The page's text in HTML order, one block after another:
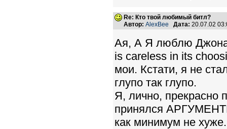
Re: Кто твой любимый битл?
Автор: AlexBee Дата: 20.07.02
Ая, А Я люблю Джона,
is careless in its
мои. Кстати, я не
глупо так глупо.
Я, лично, прекрасно
принялся
как минимум не